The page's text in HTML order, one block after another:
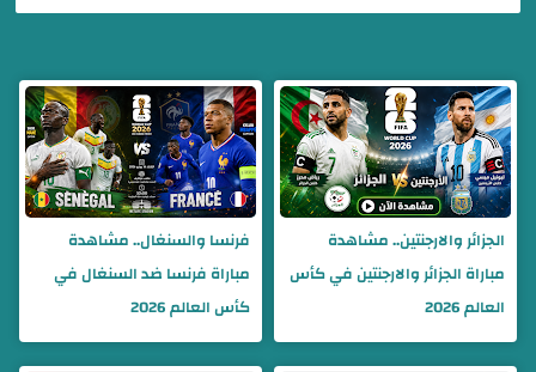
الجزائر والارجنتين.. مشاهدة
مباراة الجزائر والارجنتين في كأس
العالم 2026
فرنسا والسنغال.. مشاهدة
مباراة فرنسا ضد السنغال في
كأس العالم 2026